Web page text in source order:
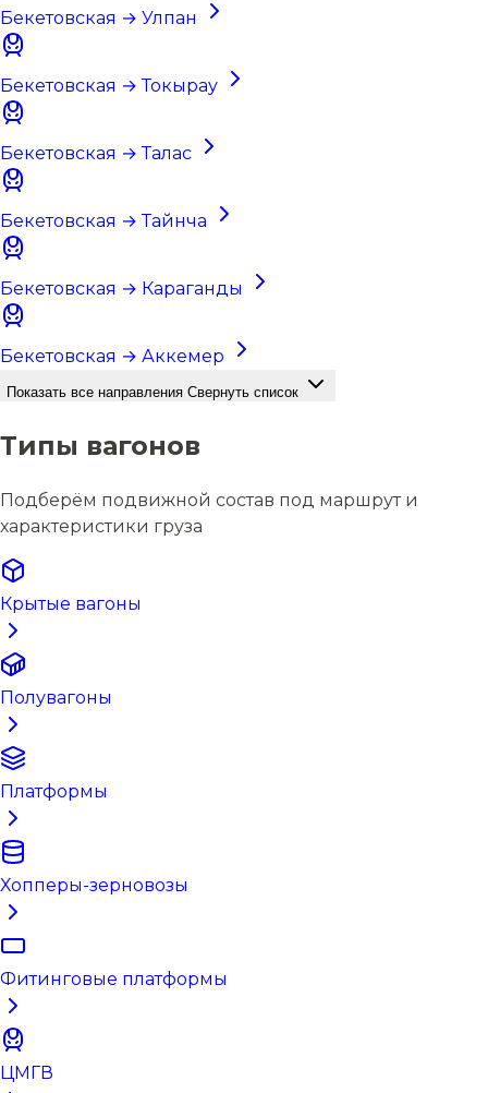
Бекетовская → Улпан
Бекетовская → Токырау
Бекетовская → Талас
Бекетовская → Тайнча
Бекетовская → Караганды
Бекетовская → Аккемер
Показать все направления Свернуть список
Типы вагонов
Подберём подвижной состав под маршрут и
характеристики груза
Крытые вагоны
Полувагоны
Платформы
Хопперы-зерновозы
Фитинговые платформы
ЦМГВ